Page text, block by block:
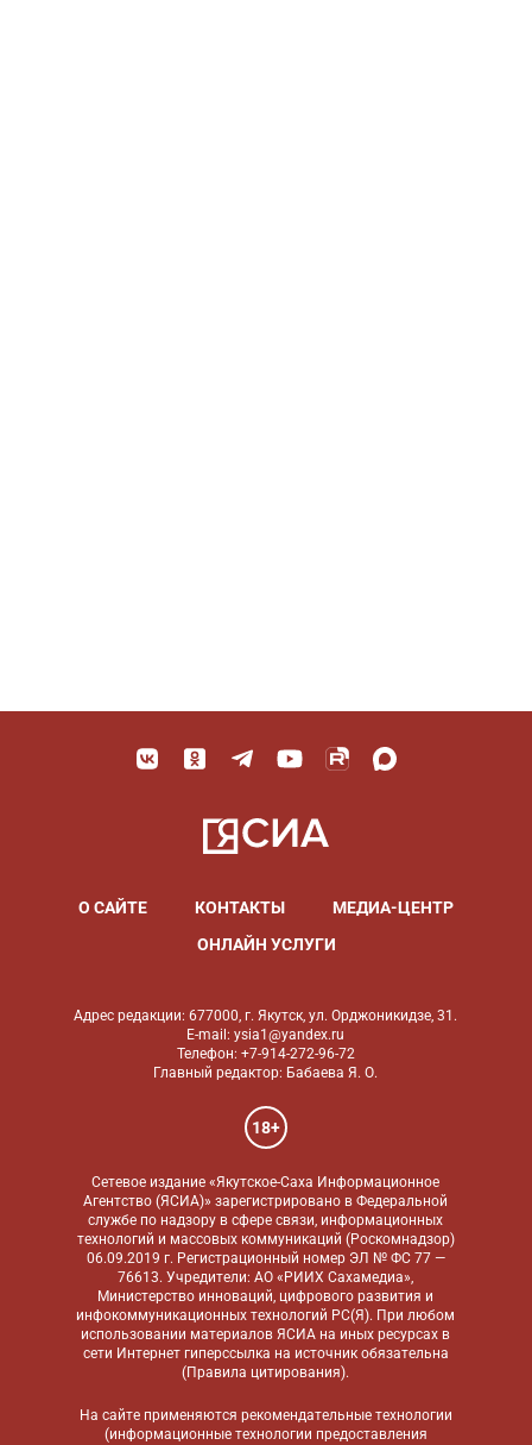
О САЙТЕ КОНТАКТЫ
МЕДИА-ЦЕНТР
ОНЛАЙН УСЛУГИ
Адрес редакции: 677000, г. Якутск, ул. Орджоникидзе, 31.
E-mail: ysia1@yandex.ru
Телефон: +7-914-272-96-72
Главный редактор: Бабаева Я. О.
18+
Сетевое издание «Якутское-Саха Информационное
Агентство (ЯСИА)» зарегистрировано в Федеральной
службе по надзору в сфере связи, информационных
технологий и массовых коммуникаций (Роскомнадзор)
06.09.2019 г. Регистрационный номер ЭЛ № ФС 77 —
76613. Учредители: АО «РИИХ Сахамедиа»,
Министерство инноваций, цифрового развития и
инфокоммуникационных технологий РС(Я). При любом
использовании материалов ЯСИА на иных ресурсах в
сети Интернет гиперссылка на источник обязательна
(Правила цитирования).
На сайте применяются рекомендательные технологии
(информационные технологии предоставления